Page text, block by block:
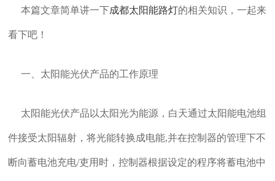
本篇文章简单讲一下成都太阳能路灯的相关知识，一起来
看下吧！
一、太阳能光伏产品的工作原理
太阳能光伏产品以太阳光为能源，白天通过太阳能电池组
件接受太阳辐射，将光能转换成电能,并在控制器的管理下不
断向蓄电池充电/吏用时，控制器根据设定的程序将蓄电池中